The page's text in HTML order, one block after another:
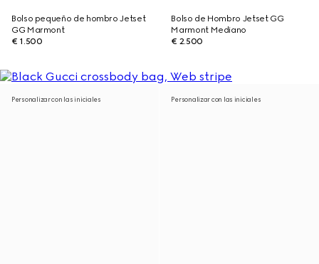
Bolso pequeño de hombro Jetset
GG Marmont
€ 1.500
Bolso de Hombro Jetset GG
Marmont Mediano
€ 2.500
Personalizar con las iniciales Personalizar con las iniciales